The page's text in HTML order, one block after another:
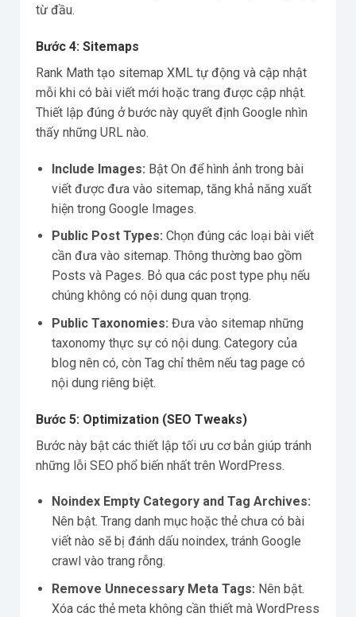
từ đầu.
Bước 4: Sitemaps
Rank Math tạo sitemap XML tự động và cập nhật
mỗi khi có bài viết mới hoặc trang được cập nhật.
Thiết lập đúng ở bước này quyết định Google nhìn
thấy những URL nào.
Include Images: Bật On để hình ảnh trong bài
viết được đưa vào sitemap, tăng khả năng xuất
hiện trong Google Images.
Public Post Types: Chọn đúng các loại bài viết
cần đưa vào sitemap. Thông thường bao gồm
Posts và Pages. Bỏ qua các post type phụ nếu
chúng không có nội dung quan trọng.
Public Taxonomies: Đưa vào sitemap những
taxonomy thực sự có nội dung. Category của
blog nên có, còn Tag chỉ thêm nếu tag page có
nội dung riêng biệt.
Bước 5: Optimization (SEO Tweaks)
Bước này bật các thiết lập tối ưu cơ bản giúp tránh
những lỗi SEO phổ biến nhất trên WordPress.
Noindex Empty Category and Tag Archives:
Nên bật. Trang danh mục hoặc thẻ chưa có bài
viết nào sẽ bị đánh dấu noindex, tránh Google
crawl vào trang rỗng.
Remove Unnecessary Meta Tags: Nên bật.
Xóa các thẻ meta không cần thiết mà WordPress